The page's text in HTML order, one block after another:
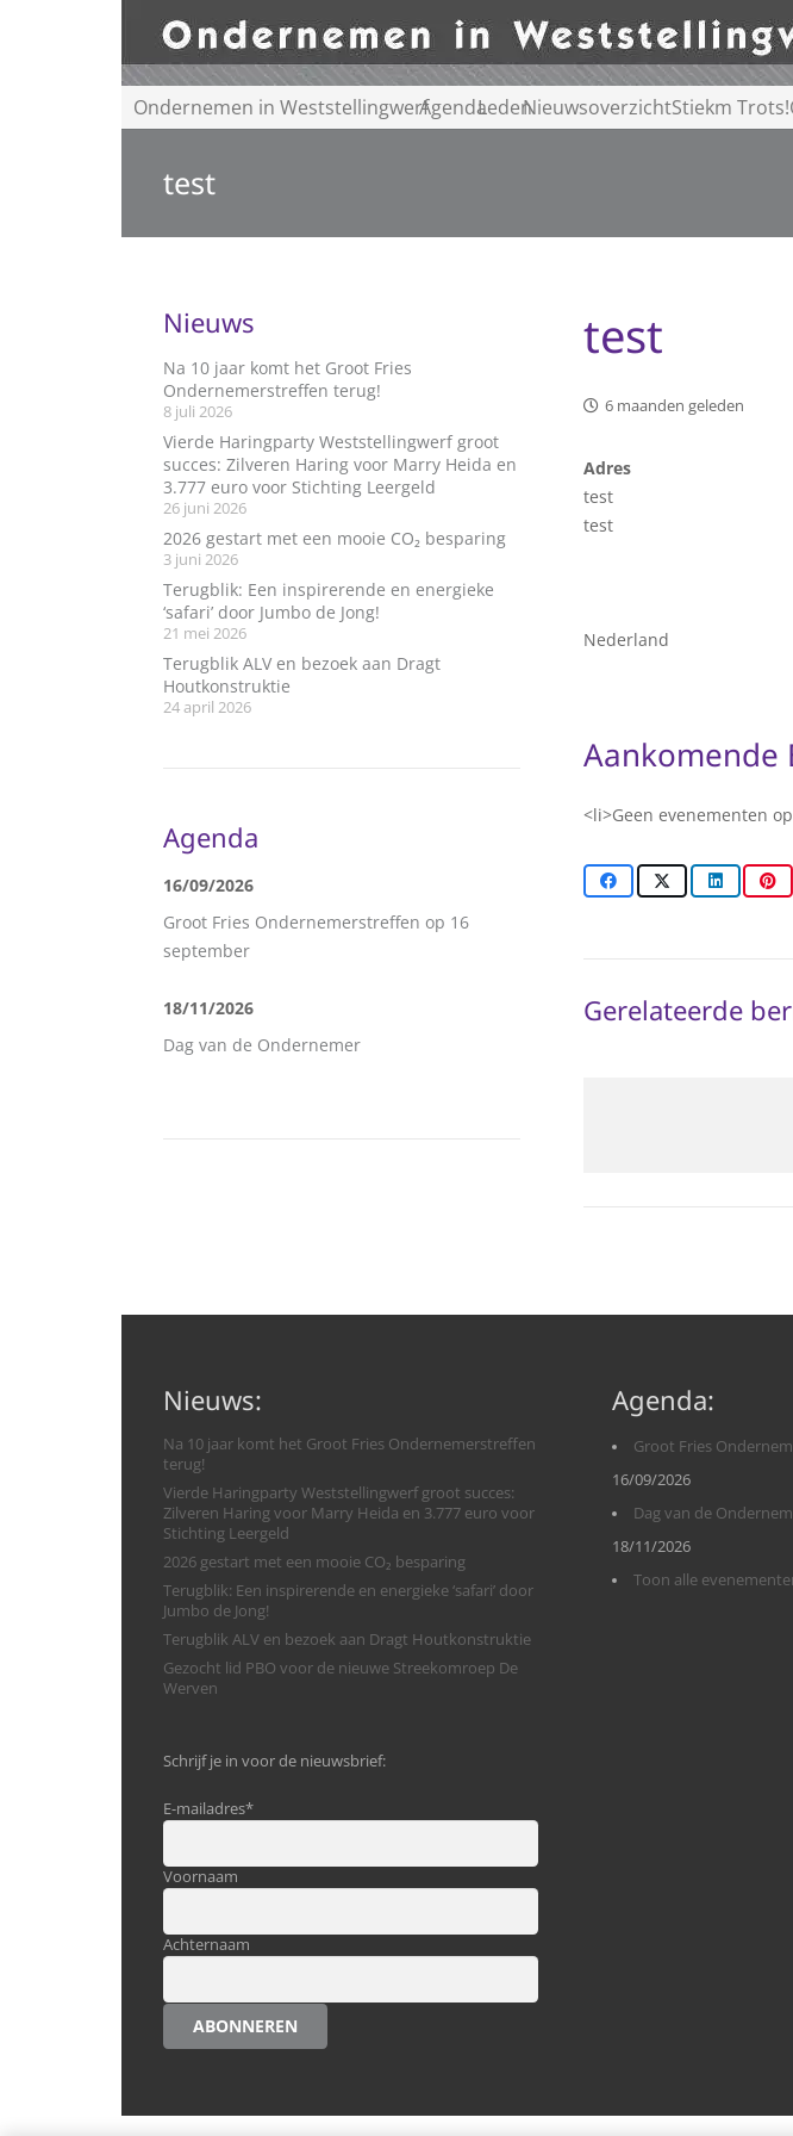
Ondernemen in WeststellingwerfAgendaLedenNieuwsoverzichtStiekm Trots!
test
test
6 maanden geleden
Adres
test
test
Nederland
Aankomende
<li>Geen evenementen
Gerelateerde
Nieuws
Na 10 jaar komt het Groot Fries
Ondernemerstreffen terug!
8 juli 2026
Vierde Haringparty Weststellingwerf groot
succes: Zilveren Haring voor Marry Heida en
3.777 euro voor Stichting Leergeld
26 juni 2026
2026 gestart met een mooie CO₂ besparing
3 juni 2026
Terugblik: Een inspirerende en energieke
‘safari’ door Jumbo de Jong!
21 mei 2026
Terugblik ALV en bezoek aan Dragt
Houtkonstruktie
24 april 2026
Agenda
16/09/2026
Groot Fries Ondernemerstreffen op 16
september
18/11/2026
Dag van de Ondernemer
Nieuws:
Na 10 jaar komt het Groot Fries Ondernemerstreffen
terug!
Vierde Haringparty Weststellingwerf groot succes:
Zilveren Haring voor Marry Heida en 3.777 euro voor
Stichting Leergeld
2026 gestart met een mooie CO₂ besparing
Terugblik: Een inspirerende en energieke ‘safari’ door
Jumbo de Jong!
Terugblik ALV en bezoek aan Dragt Houtkonstruktie
Gezocht lid PBO voor de nieuwe Streekomroep De
Werven
Schrijf je in voor de nieuwsbrief:
E-mailadres*
Voornaam
Achternaam
ABONNEREN
Agenda:
Groot Fries
16/09/2026
Dag van de
18/11/2026
Toon alle